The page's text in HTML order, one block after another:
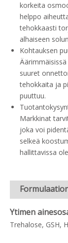
korkeita
helppo
tehokkaasti
alhaiseen
Kohtauksen
suuret
tehokkaita ja
puuttuu.
Markkinat
joka voi
selkeä
hallittavissa
Ytimen
Trehalose, GSH,